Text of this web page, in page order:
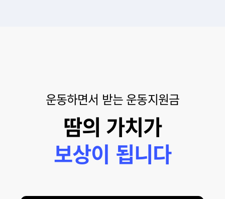
운동하면서 받는 운동지원금
땀의 가치가
보상이 됩니다